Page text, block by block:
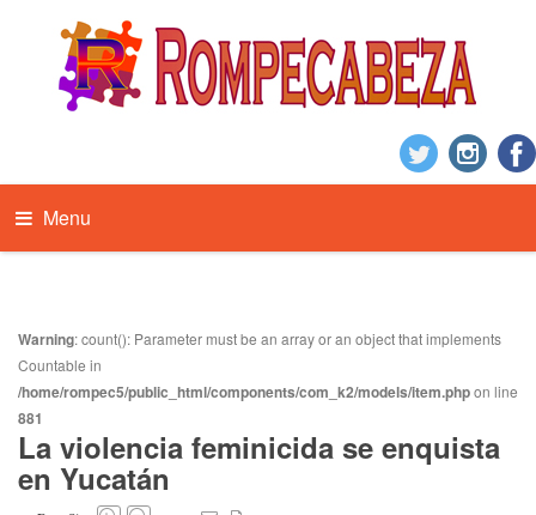
Menu
Warning: count(): Parameter must be an array or an object that implements
Countable in
/home/rompec5/public_html/components/com_k2/models/item.phpon line
881
La violencia feminicida se enquista
en Yucatán